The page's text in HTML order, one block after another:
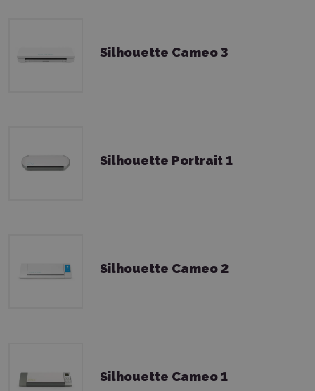
Silhouette Cameo 3
Silhouette Portrait 1
Silhouette Cameo 2
Silhouette Cameo 1